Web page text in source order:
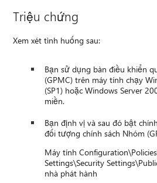
Triệu chứng
Xem xét tình huống sau:
Bạn sử dụng bàn điều khiển
(GPMC) trên máy tính chạy
(SP1) hoặc Windows Server
miền.
Bạn định vị và sau đó bật
đối tượng chính sách Nhóm
Máy tính
Settings\Security
nhà phát hành